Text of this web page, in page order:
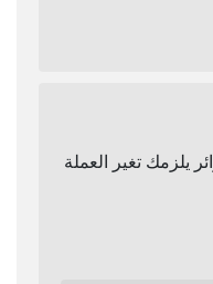
يلزمك تغير العملة